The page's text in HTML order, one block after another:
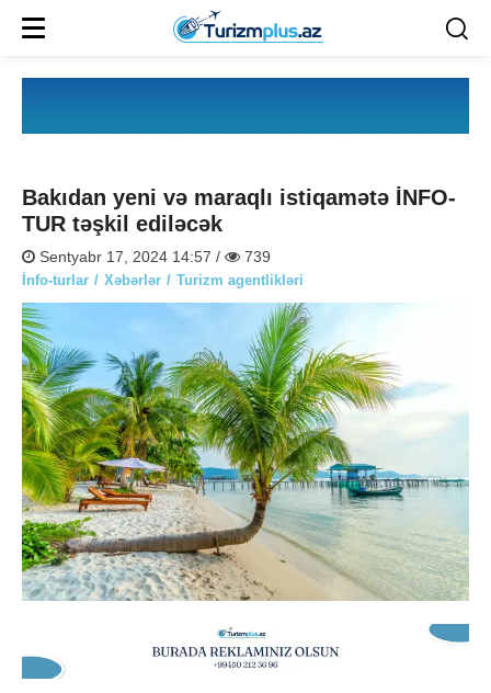
Bakıdan yeni və maraqlı istiqamətə İNFO-
TUR təşkil ediləcək
Sentyabr 17, 2024 14:57 / 739
İnfo-turlar Xəbərlər Turizm agentlikləri